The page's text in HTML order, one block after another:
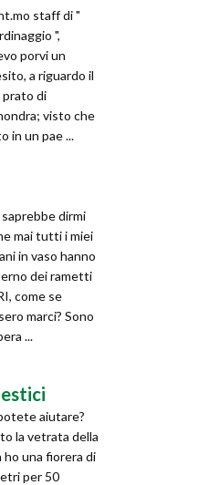
staff di "
",
porvi un
a riguardo il
prato di
visto che
in un pae ...
dirmi
mai tutti i miei
in vaso hanno
dei rametti
come se
marci? Sono
...
aiutare?
la vetrata della
ho una fiorera di
per 50